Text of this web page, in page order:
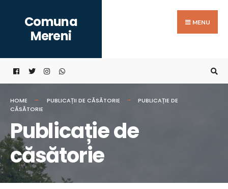
content
Comuna
Mereni
MENU
HOME PUBLICAȚII DE CĂSĂTORIE
PUBLICAȚIE DE
CĂSĂTORIE
Publicație de
căsătorie
for: